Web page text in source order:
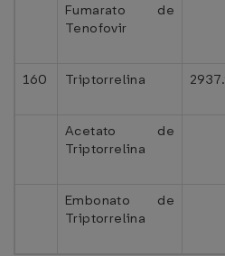
Fumarato de
Tenofovir
160
Triptorrelina
Acetato de
Triptorrelina
Embonato de
Triptorrelina